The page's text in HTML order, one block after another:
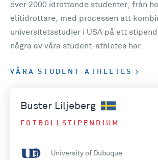
över 2000 idrottande studenter, från
elitidrottare, med processen att
universitetsstudier i USA på ett
några av våra student-athletes här.
VÅRA STUDENT-ATHLETES
Buster Liljeberg
FOTBOLLSTIPENDIUM
University of Dubuque